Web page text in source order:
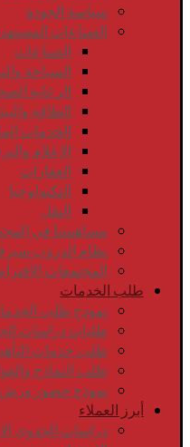
سياسة الجودة
الصناعات
الصناعات
السياحة
الرعاية
الطاقة
الخدمات
الإعلام
العقارات
التكنولوجيا
النقل
مساهمتنا في
نظام الدروب
المجتمعات
طلب الخدمات
نموذج طلب
طلبات دراسات
طلب خدمات
طلب النماذج
نموذج حضور
أبرز العملاء
دراسات الجدوى